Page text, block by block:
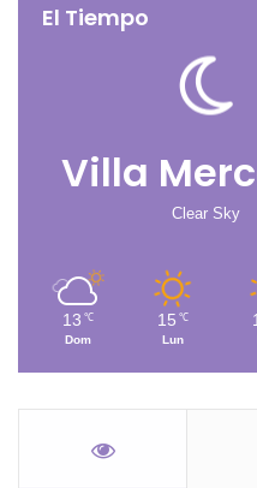
El Tiempo
Villa
Clear Sky
13 ℃
Dom
15 ℃
Lun